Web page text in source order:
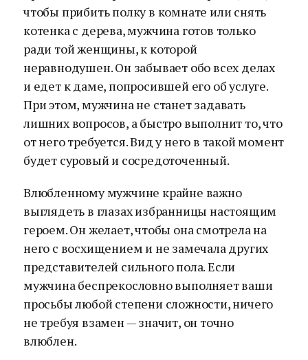
чтобы прибить полку в комнате или снять
котенка с дерева, мужчина готов только
ради той женщины, к которой
неравнодушен. Он забывает обо всех делах
и едет к даме, попросившей его об услуге.
При этом, мужчина не станет задавать
лишних вопросов, а быстро выполнит то, что
от него требуется. Вид у него в такой момент
будет суровый и сосредоточенный.
Влюбленному мужчине крайне важно
выглядеть в глазах избранницы настоящим
героем. Он желает, чтобы она смотрела на
него с восхищением и не замечала других
представителей сильного пола. Если
мужчина беспрекословно выполняет ваши
просьбы любой степени сложности, ничего
не требуя взамен — значит, он точно
влюблен.